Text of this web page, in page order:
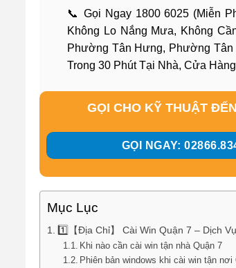
📞 Gọi Ngay 1800 6025 (Miễn
Không Lo Nắng Mưa, Không
Phường Tân Hưng, Phường
Trong 30 Phút Tại Nhà, Cửa
GỌI CHO KỸ THUẬT
GỌI NGAY:
Mục Lục
1️⃣【Địa Chỉ】 Cài Win Quận 7 – Dịch
Khi nào cần cài win tận nhà Quận 7
Phiên bản windows khi cài win tận nơi